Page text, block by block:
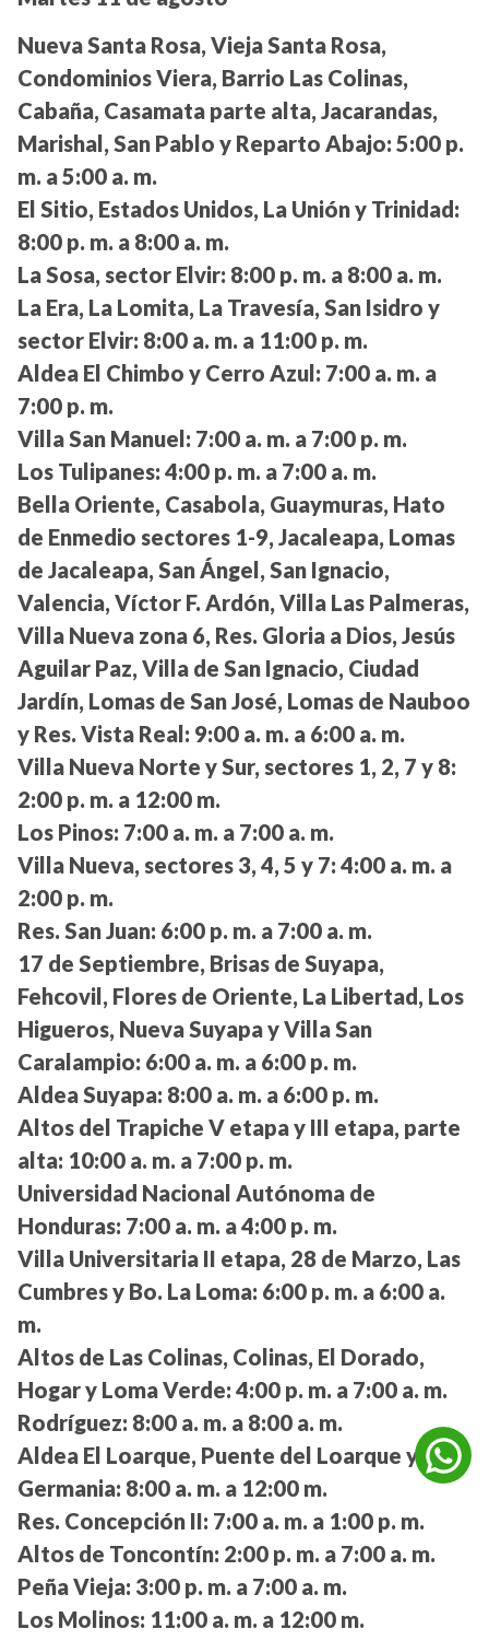
Nueva Santa Rosa, Vieja Santa Rosa,
Condominios Viera, Barrio Las Colinas,
Cabaña, Casamata parte alta, Jacarandas,
Marishal, San Pablo y Reparto Abajo: 5:00 p.
m. a 5:00 a. m.
El Sitio, Estados Unidos, La Unión y Trinidad:
8:00 p. m. a 8:00 a. m.
La Sosa, sector Elvir: 8:00 p. m. a 8:00 a. m.
La Era, La Lomita, La Travesía, San Isidro y
sector Elvir: 8:00 a. m. a 11:00 p. m.
Aldea El Chimbo y Cerro Azul: 7:00 a. m. a
7:00 p. m.
Villa San Manuel: 7:00 a. m. a 7:00 p. m.
Los Tulipanes: 4:00 p. m. a 7:00 a. m.
Bella Oriente, Casabola, Guaymuras, Hato
de Enmedio sectores 1-9, Jacaleapa, Lomas
de Jacaleapa, San Ángel, San Ignacio,
Valencia, Víctor F. Ardón, Villa Las Palmeras,
Villa Nueva zona 6, Res. Gloria a Dios, Jesús
Aguilar Paz, Villa de San Ignacio, Ciudad
Jardín, Lomas de San José, Lomas de Nauboo
y Res. Vista Real: 9:00 a. m. a 6:00 a. m.
Villa Nueva Norte y Sur, sectores 1, 2, 7 y 8:
2:00 p. m. a 12:00 m.
Los Pinos: 7:00 a. m. a 7:00 a. m.
Villa Nueva, sectores 3, 4, 5 y 7: 4:00 a. m. a
2:00 p. m.
Res. San Juan: 6:00 p. m. a 7:00 a. m.
17 de Septiembre, Brisas de Suyapa,
Fehcovil, Flores de Oriente, La Libertad, Los
Higueros, Nueva Suyapa y Villa San
Caralampio: 6:00 a. m. a 6:00 p. m.
Aldea Suyapa: 8:00 a. m. a 6:00 p. m.
Altos del Trapiche V etapa y III etapa, parte
alta: 10:00 a. m. a 7:00 p. m.
Universidad Nacional Autónoma de
Honduras: 7:00 a. m. a 4:00 p. m.
Villa Universitaria II etapa, 28 de Marzo, Las
Cumbres y Bo. La Loma: 6:00 p. m. a 6:00 a.
m.
Altos de Las Colinas, Colinas, El Dorado,
Hogar y Loma Verde: 4:00 p. m. a 7:00 a. m.
Rodríguez: 8:00 a. m. a 8:00 a. m.
Aldea El Loarque, Puente del Loarque y
Germania: 8:00 a. m. a 12:00 m.
Res. Concepción II: 7:00 a. m. a 1:00 p. m.
Altos de Toncontín: 2:00 p. m. a 7:00 a. m.
Peña Vieja: 3:00 p. m. a 7:00 a. m.
Los Molinos: 11:00 a. m. a 12:00 m.